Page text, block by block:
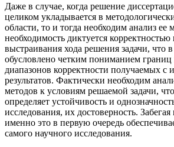
Даже в случае, когда решение
целиком укладывается в
области, то и тогда необходим анализ ее
необходимость диктуется
выстраивания хода решения задачи, что
обусловлено четким пониманием
диапазонов корректности получаемых
результатов. Фактически необходим
методов к условиям решаемой задачи,
определяет устойчивость и
исследования, их достоверность.
именно это в первую очередь
самого научного исследования.